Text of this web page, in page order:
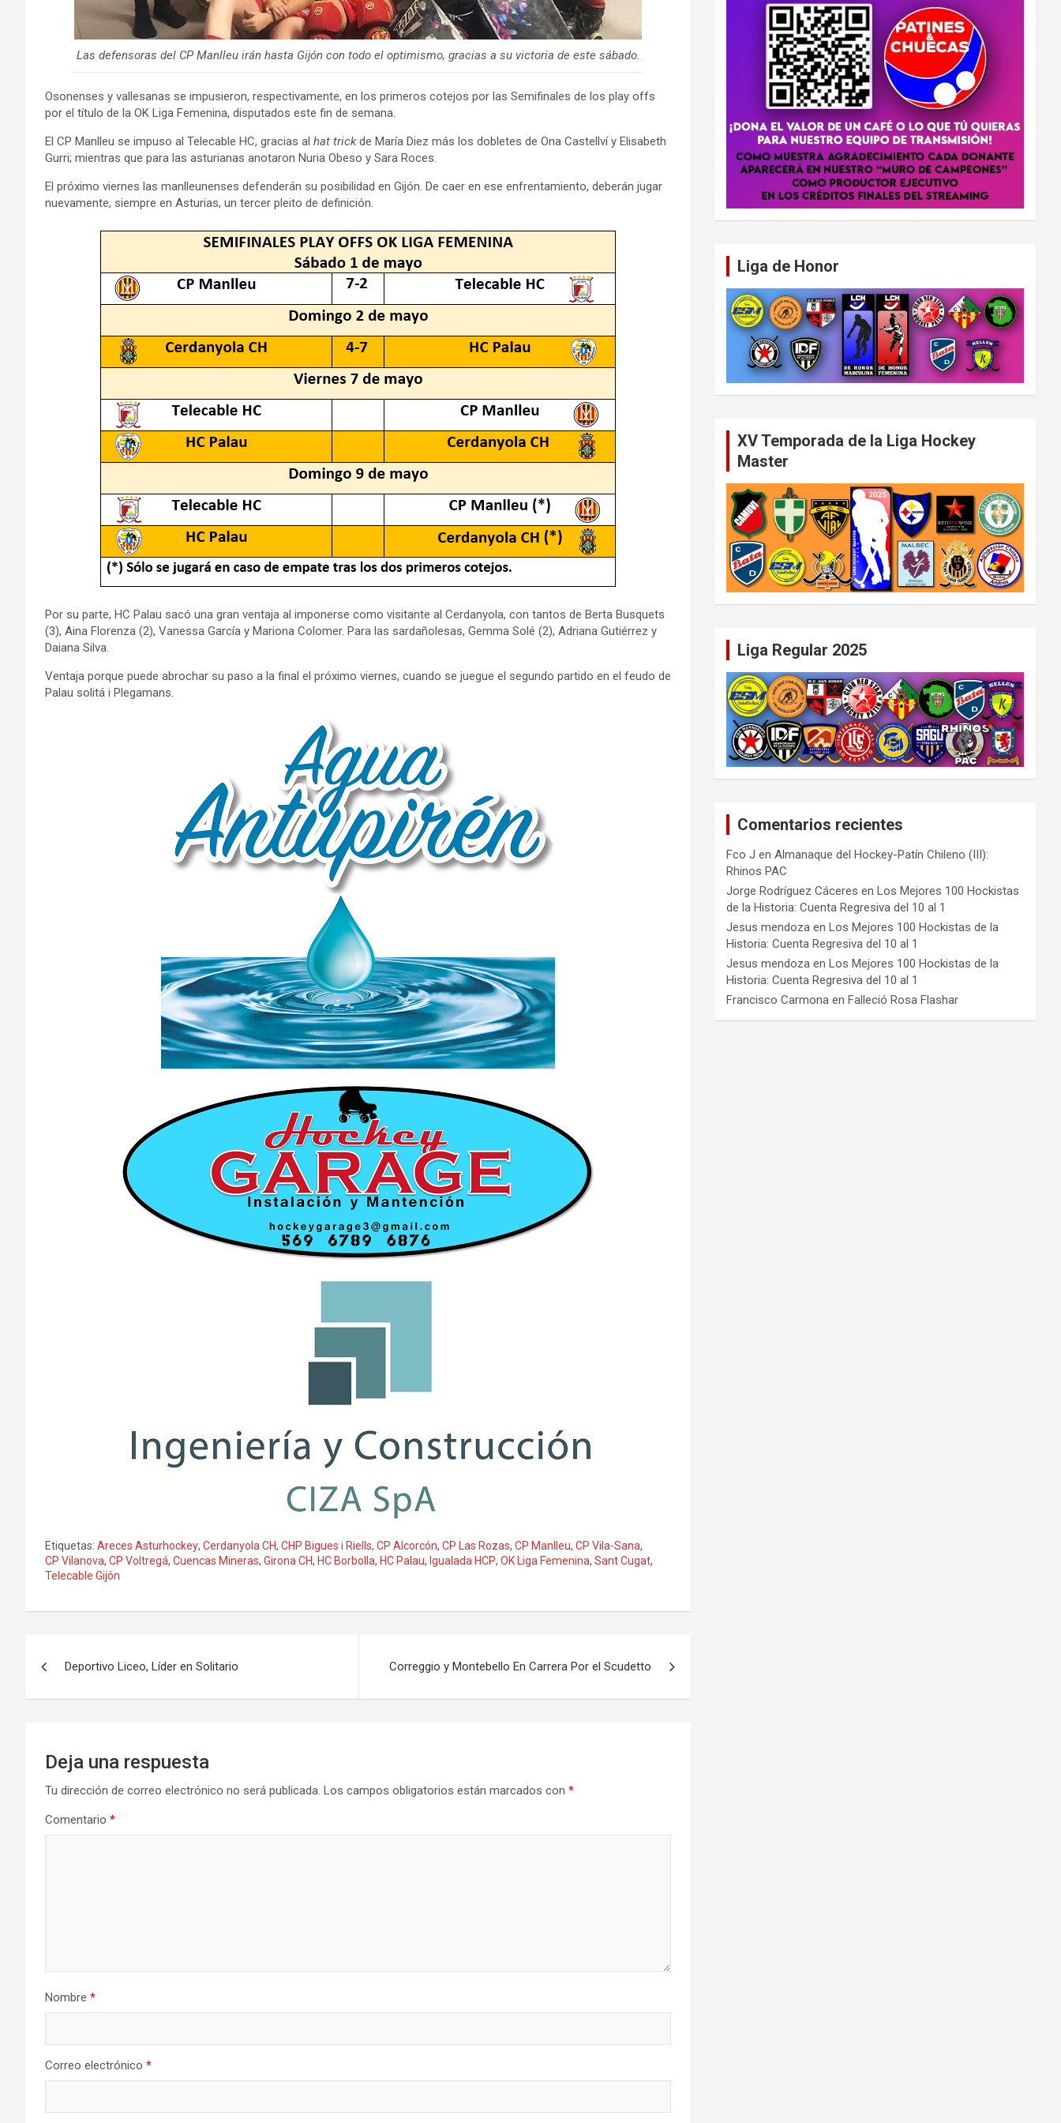
Las defensoras del CP Manlleu irán hasta Gijón con todo el optimismo, gracias a su victoria de este sábado.
Osonenses y vallesanas se impusieron, respectivamente, en los primeros cotejos por las Semifinales de los play offs
por el título de la OK Liga Femenina, disputados este fin de semana.
El CP Manlleu se impuso al Telecable HC, gracias al hat trickde María Diez más los dobletes de Ona Castellví y Elisabeth
Gurri; mientras que para las asturianas anotaron Nuria Obeso y Sara Roces.
El próximo viernes las manlleunenses defenderán su posibilidad en Gijón. De caer en ese enfrentamiento, deberán jugar
nuevamente, siempre en Asturias, un tercer pleito de definición.
Por su parte, HC Palau sacó una gran ventaja al imponerse como visitante al Cerdanyola, con tantos de Berta Busquets
(3), Aina Florenza (2), Vanessa García y Mariona Colomer. Para las sardañolesas, Gemma Solé (2), Adriana Gutiérrez y
Daiana Silva.
Ventaja porque puede abrochar su paso a la final el próximo viernes, cuando se juegue el segundo partido en el feudo de
Palau solitá i Plegamans.
Etiquetas: Areces Asturhockey, Cerdanyola CH, CHP Bigues i Riells, CP Alcorcón, CP Las Rozas, CP Manlleu, CP Vila-Sana,
CP Vilanova, CP Voltregá, Cuencas Mineras, Girona CH, HC Borbolla, HC Palau, Igualada HCP, OK Liga Femenina, Sant Cugat,
Telecable Gijón
Deportivo Liceo, Líder en Solitario Correggio y Montebello En Carrera Por el Scudetto
Deja una respuesta
Tu dirección de correo electrónico no será publicada. Los campos obligatorios están marcados con *
Comentario *
Nombre *
Correo electrónico *
Liga de Honor
XV Temporada de la Liga Hockey
Master
Liga Regular 2025
Comentarios recientes
Fco J enAlmanaque del Hockey-Patín Chileno (III):
Rhinos PAC
Jorge Rodríguez Cáceres enLos Mejores 100 Hockistas
de la Historia: Cuenta Regresiva del 10 al 1
Jesus mendoza enLos Mejores 100 Hockistas de la
Historia: Cuenta Regresiva del 10 al 1
Jesus mendoza enLos Mejores 100 Hockistas de la
Historia: Cuenta Regresiva del 10 al 1
Francisco Carmona enFalleció Rosa Flashar